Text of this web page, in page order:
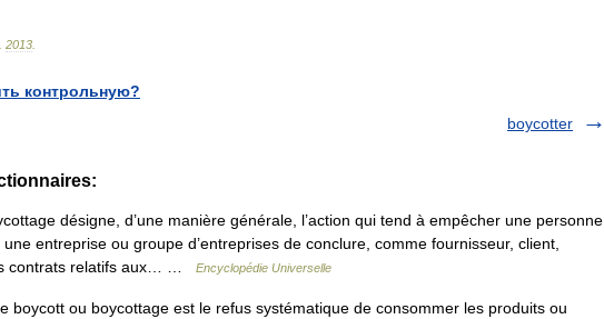
2013
контрольную?
boycotter
désigne, d’une manière générale, l’action qui tend à empêcher une personne
entreprise ou groupe d’entreprises de conclure, comme fournisseur, client,
contrats relatifs aux… …
Encyclopédie Universelle
boycott ou boycottage est le refus systématique de consommer les produits ou